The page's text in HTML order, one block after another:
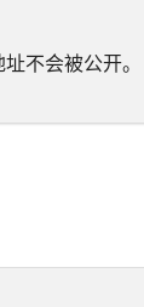
不会被公开。